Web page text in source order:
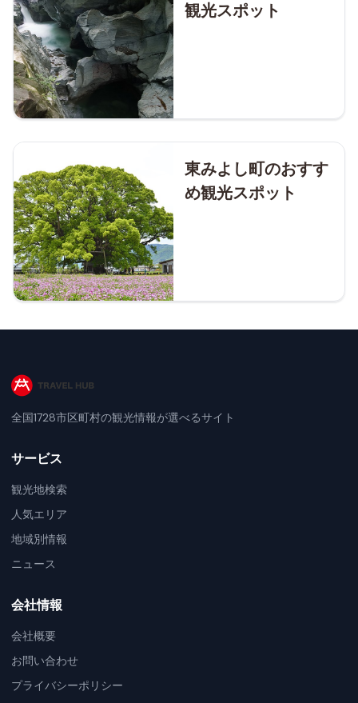
観光スポット
東みよし町のおすす
め観光スポット
全国1728市区町村の観光情報が選べるサイト
サービス
観光地検索
人気エリア
地域別情報
ニュース
会社情報
会社概要
お問い合わせ
プライバシーポリシー